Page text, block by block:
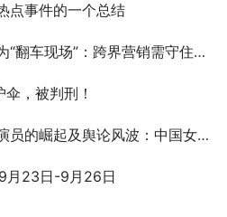
点事件的一个总结
现场”：跨界营销需守住运营底线
，被判刑！
及舆论风波：中国女权主义将走向何方？
月23日-9月26日